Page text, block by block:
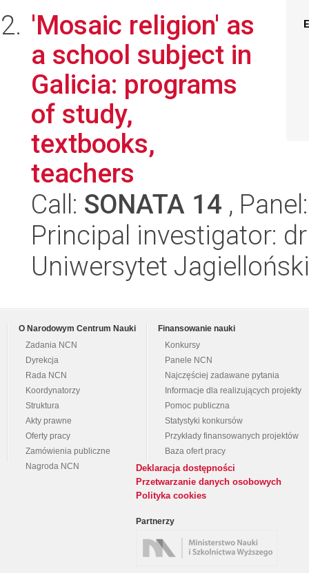
'Mosaic religion' as
a school subject in
Galicia: programs
of study,
textbooks,
teachers
Call: SONATA 14 ,
Principal investigator:
Uniwersytet
O Narodowym Centrum Nauki
Zadania NCN
Dyrekcja
Rada NCN
Koordynatorzy
Struktura
Akty prawne
Oferty pracy
Zamówienia publiczne
Nagroda NCN
Finansowanie nauki
Konkursy
Panele NCN
Najczęściej zadawane pytania
Informacje dla realizujących projekty
Pomoc publiczna
Statystyki konkursów
Przykłady finansowanych projektów
Baza ofert pracy
Deklaracja dostępności
Przetwarzanie danych osobowych
Polityka cookies
Partnerzy